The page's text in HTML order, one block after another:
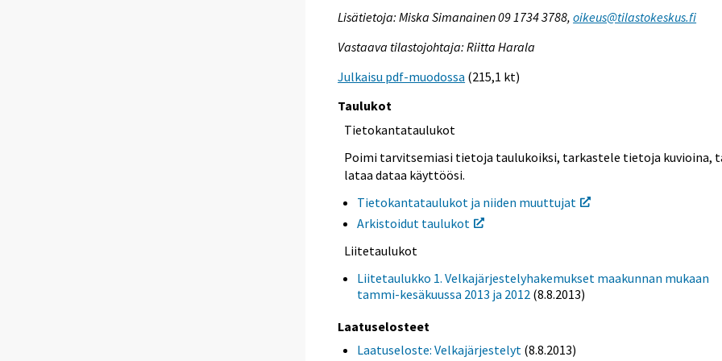
Lisätietoja: Miska Simanainen 09 1734 3788,oikeus@tilastokeskus.fi
Vastaava tilastojohtaja: Riitta Harala
Julkaisu pdf-muodossa (215,1 kt)
Taulukot
Tietokantataulukot
Poimi tarvitsemiasi tietoja taulukoiksi, tarkastele tietoja kuvioina,
lataa dataa käyttöösi.
Tietokantataulukot ja niiden muuttujat
Arkistoidut taulukot
Liitetaulukot
Liitetaulukko 1. Velkajärjestelyhakemukset maakunnan mukaan
tammi-kesäkuussa 2013 ja 2012 (8.8.2013)
Laatuselosteet
Laatuseloste: Velkajärjestelyt (8.8.2013)